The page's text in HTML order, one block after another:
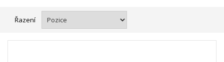
Řazení